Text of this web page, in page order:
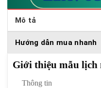
Mô tả
Hướng dẫn mua nhanh
Giới thiệu mẫu lịch
Thông tin